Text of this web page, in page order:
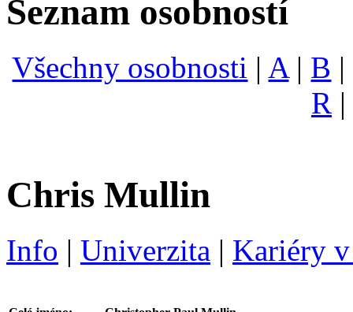
Seznam osobností
Všechny osobnosti | A| B |
R |
Chris Mullin
Info | Univerzita | Kariéry